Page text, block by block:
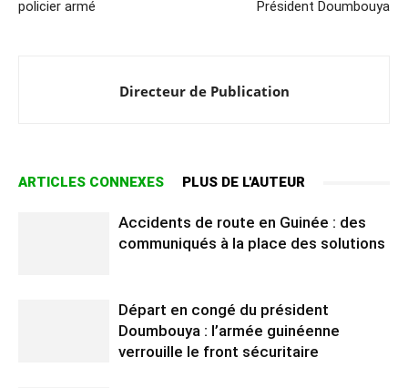
policier armé
Président Doumbouya
Directeur de Publication
ARTICLES CONNEXES PLUS DE L'AUTEUR
Accidents de route en Guinée : des
communiqués à la place des solutions
Départ en congé du président
Doumbouya : l’armée guinéenne
verrouille le front sécuritaire